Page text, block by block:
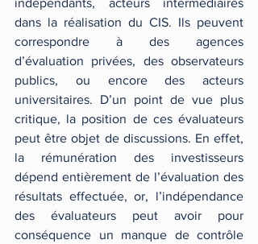
indépendants, acteurs intermédiaires
dans la réalisation du CIS. Ils peuvent
correspondre à des agences
d’évaluation privées, des observateurs
publics, ou encore des acteurs
universitaires. D’un point de vue plus
critique, la position de ces évaluateurs
peut être objet de discussions. En effet,
la rémunération des investisseurs
dépend entièrement de l’évaluation des
résultats effectuée, or, l’indépendance
des évaluateurs peut avoir pour
conséquence un manque de contrôle